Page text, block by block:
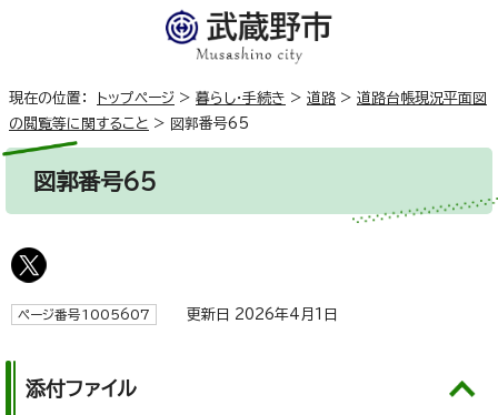
現在の位置： トップページ > 暮らし・手続き > 道路 > 道路台帳現況平面図
の閲覧等に関すること > 図郭番号65
図郭番号65
ページ番号1005607 更新日 2026年4月1日
添付ファイル